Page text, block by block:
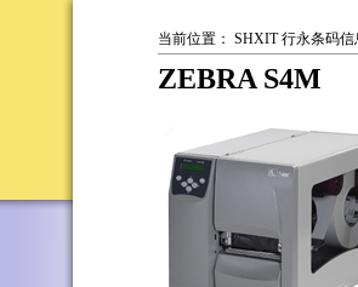
当前位置： SHXIT 行永条码信
ZEBRA S4M